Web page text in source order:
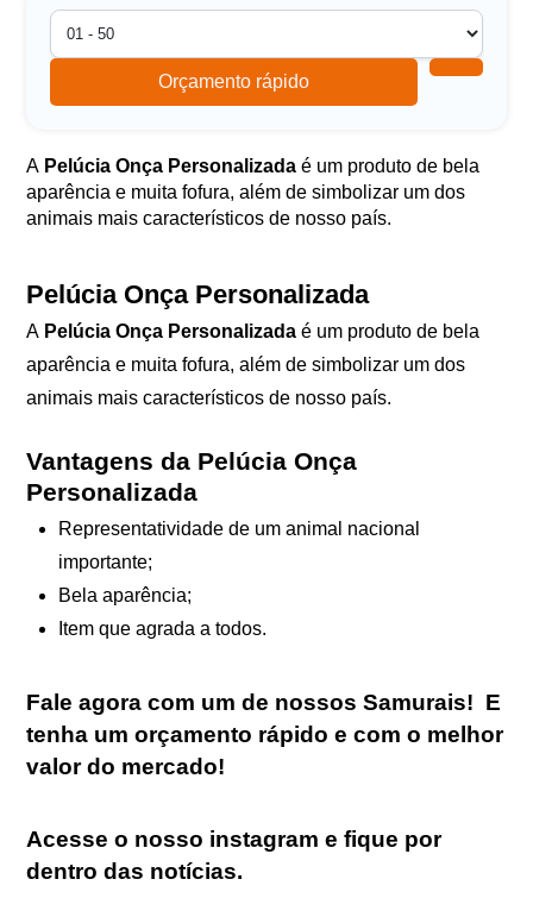
Orçamento rápido
A Pelúcia Onça Personalizada é um produto de bela
aparência e muita fofura, além de simbolizar um dos
animais mais característicos de nosso país.
Pelúcia Onça Personalizada
A Pelúcia Onça Personalizada é um produto de bela
aparência e muita fofura, além de simbolizar um dos
animais mais característicos de nosso país.
Vantagens da Pelúcia Onça
Personalizada
Representatividade de um animal nacional
importante;
Bela aparência;
Item que agrada a todos.
Fale agora com um de nossos Samurais! E
tenha um orçamento rápido e com o melhor
valor do mercado!
Acesse o nosso instagram e fique por
dentro das notícias.